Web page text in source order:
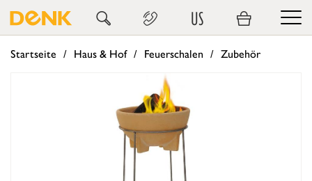
US
Startseite Haus & Hof Feuerschalen Zubehör